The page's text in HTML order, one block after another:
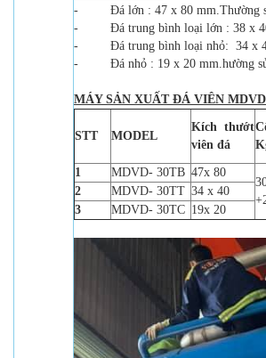
- Đá lớn : 47 x 80 mm.Thường
- Đá trung bình loại lớn : 38 x 40
- Đá trung bình loại nhỏ: 34 x 40
- Đá nhỏ : 19 x 20 mm.hường sử
MÁY SẢN XUẤT ĐÁ VIÊN
STT MODEL
Kích thướt
viên đá
1
MDVD- 30TB 47x 80
2 MDVD- 30TT 34 x 40
3
MDVD- 30TC 19x 20